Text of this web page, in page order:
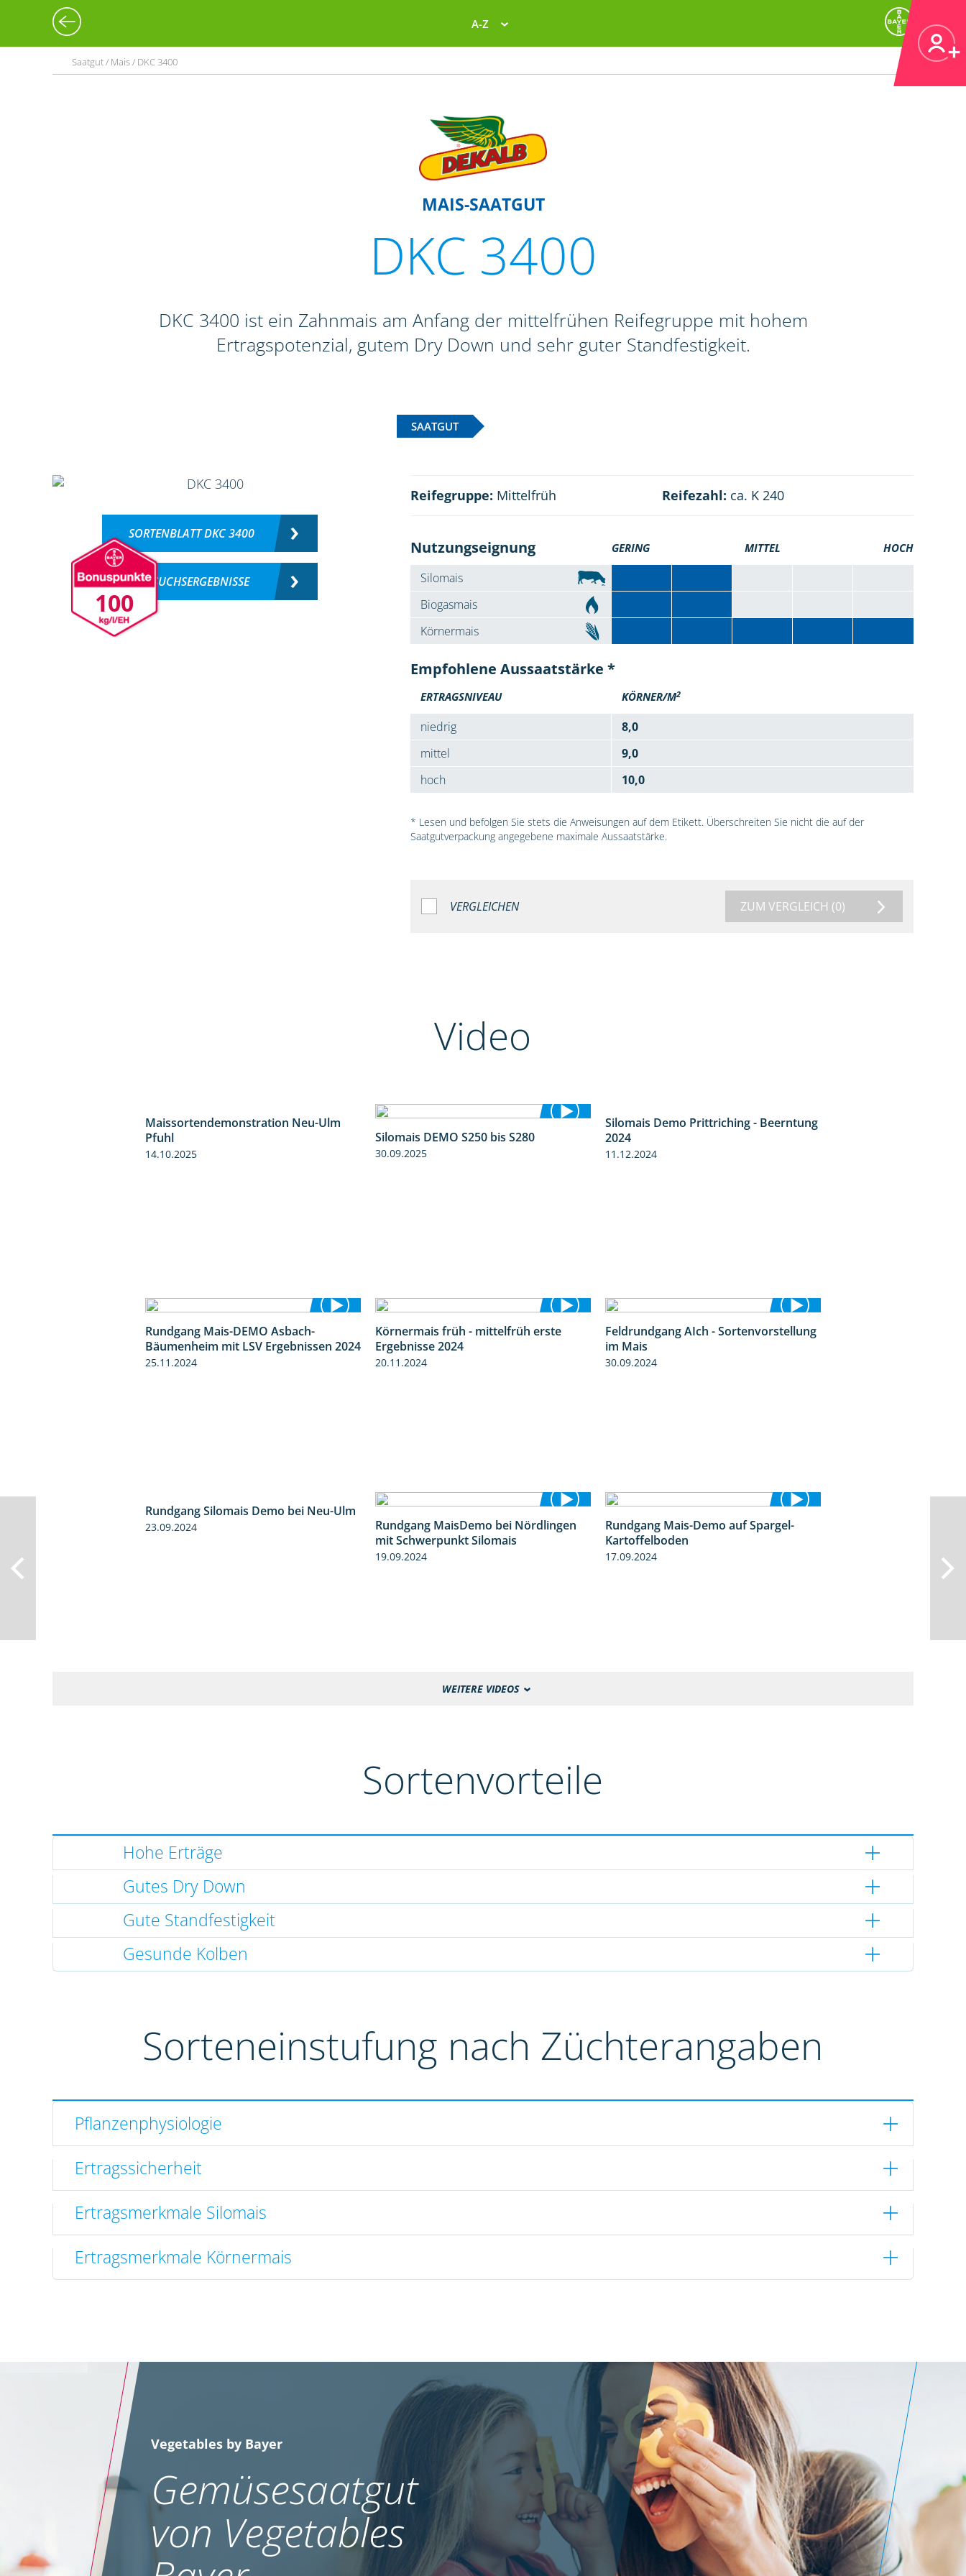
A-Z
Saatgut / Mais / DKC 3400
MAIS-SAATGUT
DKC 3400
DKC 3400 ist ein Zahnmais am Anfang der mittelfrühen Reifegruppe mit hohem
Ertragspotenzial, gutem Dry Down und sehr guter Standfestigkeit.
SAATGUT
100
SORTENBLATT DKC 3400
VERSUCHSERGEBNISSE
Reifegruppe: Mittelfrüh Reifezahl: ca. K 240
Nutzungseignung GERING MITTEL HOCH
Silomais
Biogasmais
Körnermais
Empfohlene Aussaatstärke *
ERTRAGSNIVEAU KÖRNER/M2
niedrig
8,0
mittel
9,0
hoch
10,0
* Lesen und befolgen Sie stets die Anweisungen auf dem Etikett. Überschreiten Sie nicht die auf der
Saatgutverpackung angegebene maximale Aussaatstärke.
VERGLEICHEN ZUM VERGLEICH (0)
Video
Maissortendemonstration Neu-Ulm
Pfuhl
Silomais DEMO S250 bis S280
30.09.2025
Silomais Demo Prittriching - Beerntung
2024
Rundgang Mais-DEMO Asbach-
Bäumenheim mit LSV Ergebnissen 2024
25.11.2024
4:29
Körnermais früh - mittelfrüh erste
Ergebnisse 2024
20.11.2024
11:24
Feldrundgang AIch - Sortenvorstellung
im Mais
30.09.2024
Rundgang Silomais Demo bei Neu-Ulm 10:51
Rundgang MaisDemo bei Nördlingen
mit Schwerpunkt Silomais
19.09.2024
9:53
Rundgang Mais-Demo auf Spargel-
Kartoffelboden
17.09.2024
WEITERE VIDEOS
Sortenvorteile
Hohe Erträge
Gutes Dry Down
Gute Standfestigkeit
Gesunde Kolben
Sorteneinstufung nach Züchterangaben
Pflanzenphysiologie
Ertragssicherheit
Ertragsmerkmale Silomais
Ertragsmerkmale Körnermais
Vegetables by Bayer
Gemüsesaatgut
von Vegetables